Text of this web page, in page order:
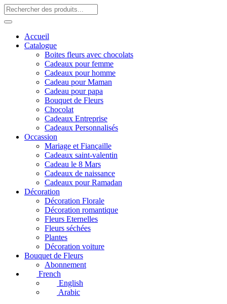
Accueil
Catalogue
Boites fleurs avec chocolats
Cadeaux pour femme
Cadeaux pour homme
Cadeau pour Maman
Cadeau pour papa
Bouquet de Fleurs
Chocolat
Cadeaux Entreprise
Cadeaux Personnalisés
Occassion
Mariage et Fiançaille
Cadeaux saint-valentin
Cadeau le 8 Mars
Cadeaux de naissance
Cadeaux pour Ramadan
Décoration
Décoration Florale
Décoration romantique
Fleurs Eternelles
Fleurs séchées
Plantes
Décoration voiture
Bouquet de Fleurs
Abonnement
French
English
Arabic